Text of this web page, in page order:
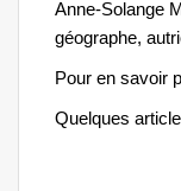
Anne-Solange
géographe,
Pour en savoir
Quelques